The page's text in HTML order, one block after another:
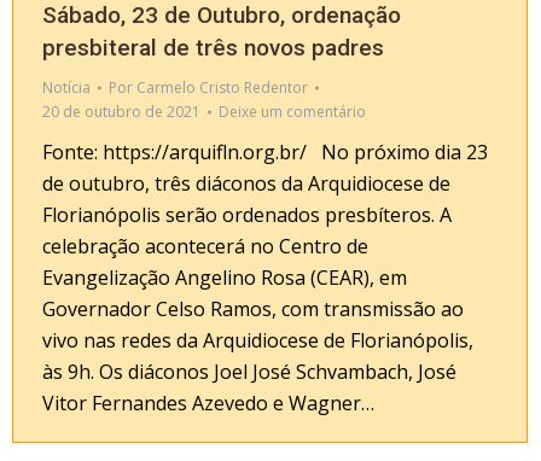
Sábado, 23 de Outubro, ordenação
presbiteral de três novos padres
Notícia Por Carmelo Cristo Redentor
20 de outubro de 2021
Deixe um comentário
Fonte: https://arquifln.org.br/ No próximo dia 23
de outubro, três diáconos da Arquidiocese de
Florianópolis serão ordenados presbíteros. A
celebração acontecerá no Centro de
Evangelização Angelino Rosa (CEAR), em
Governador Celso Ramos, com transmissão ao
vivo nas redes da Arquidiocese de Florianópolis,
às 9h. Os diáconos Joel José Schvambach, José
Vitor Fernandes Azevedo e Wagner…